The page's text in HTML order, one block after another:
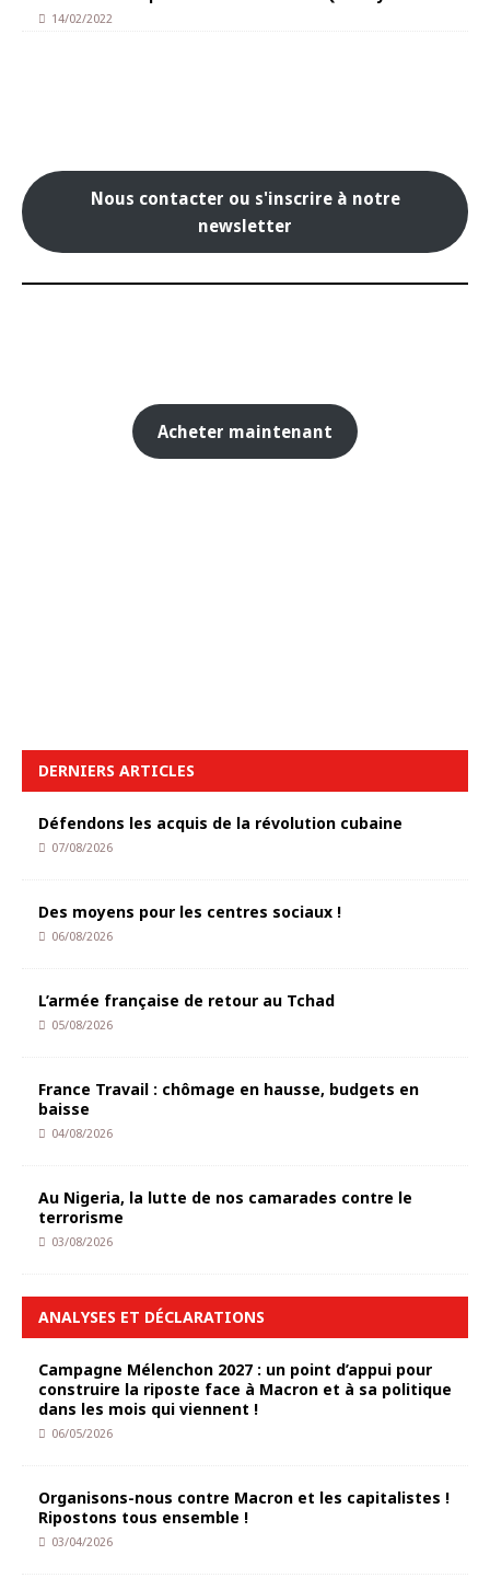
14/02/2022
Nous contacter ou s'inscrire à notre
newsletter
Acheter maintenant
DERNIERS ARTICLES
Défendons les acquis de la révolution cubaine
07/08/2026
Des moyens pour les centres sociaux !
06/08/2026
L’armée française de retour au Tchad
05/08/2026
France Travail : chômage en hausse, budgets en
baisse
04/08/2026
Au Nigeria, la lutte de nos camarades contre le
terrorisme
03/08/2026
ANALYSES ET DÉCLARATIONS
Campagne Mélenchon 2027 : un point d’appui pour
construire la riposte face à Macron et à sa politique
dans les mois qui viennent !
06/05/2026
Organisons-nous contre Macron et les capitalistes !
Ripostons tous ensemble !
03/04/2026